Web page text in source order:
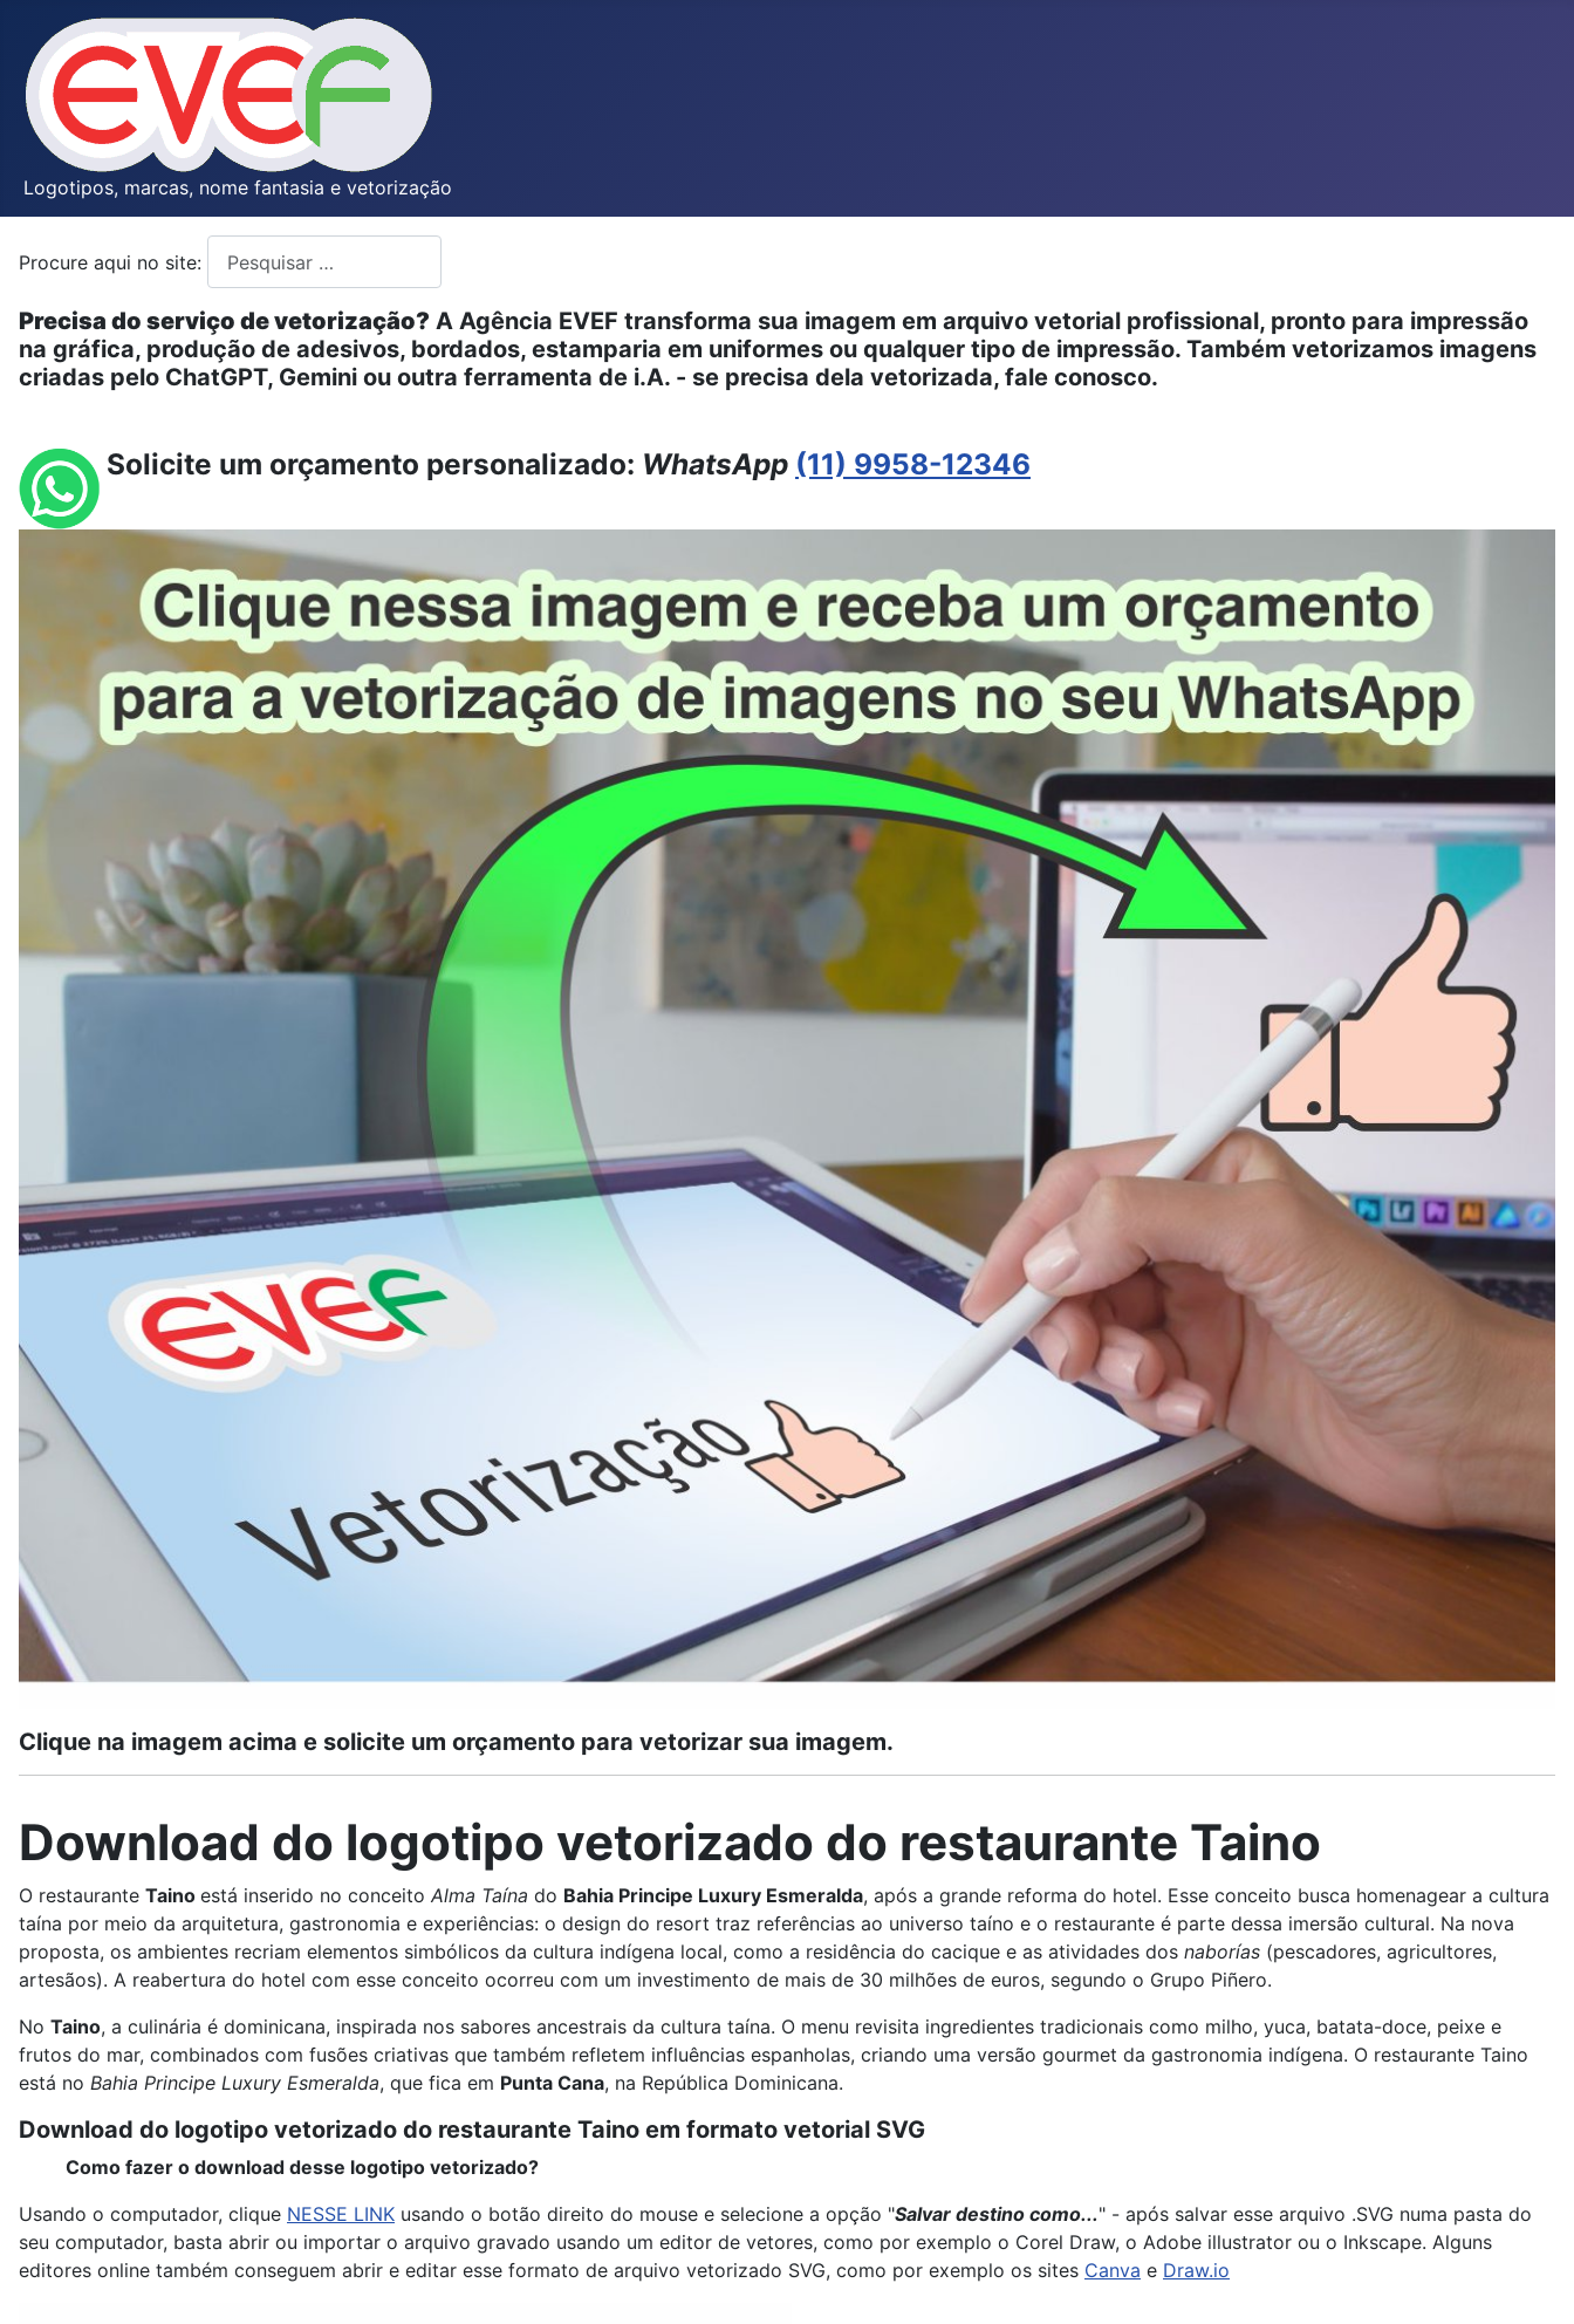
Logotipos, marcas, nome fantasia e vetorização
Procure aqui no site:
Precisa do serviço de vetorização? A Agência EVEF transforma sua imagem em arquivo vetorial profissional, pronto para impressão
na gráfica, produção de adesivos, bordados, estamparia em uniformes ou qualquer tipo de impressão. Também vetorizamos imagens
criadas pelo ChatGPT, Gemini ou outra ferramenta de i.A. - se precisa dela vetorizada, fale conosco.
Solicite um orçamento personalizado: WhatsApp (11) 9958-12346
Clique na imagem acima e solicite um orçamento para vetorizar sua imagem.
Download do logotipo vetorizado do restaurante Taino
O restaurante Taino está inserido no conceito Alma Taína do Bahia Principe Luxury Esmeralda, após a grande reforma do hotel. Esse conceito busca homenagear a cultura
taína por meio da arquitetura, gastronomia e experiências: o design do resort traz referências ao universo taíno e o restaurante é parte dessa imersão cultural. Na nova
proposta, os ambientes recriam elementos simbólicos da cultura indígena local, como a residência do cacique e as atividades dos naborías (pescadores, agricultores,
artesãos). A reabertura do hotel com esse conceito ocorreu com um investimento de mais de 30 milhões de euros, segundo o Grupo Piñero.
No Taino, a culinária é dominicana, inspirada nos sabores ancestrais da cultura taína. O menu revisita ingredientes tradicionais como milho, yuca, batata-doce, peixe e
frutos do mar, combinados com fusões criativas que também refletem influências espanholas, criando uma versão gourmet da gastronomia indígena. O restaurante Taino
está no Bahia Principe Luxury Esmeralda, que fica em Punta Cana, na República Dominicana.
Download do logotipo vetorizado do restaurante Taino em formato vetorial SVG
Como fazer o download desse logotipo vetorizado?
Usando o computador, clique NESSE LINK usando o botão direito do mouse e selecione a opção "Salvar destino como..." - após salvar esse arquivo .SVG numa pasta do
seu computador, basta abrir ou importar o arquivo gravado usando um editor de vetores, como por exemplo o Corel Draw, o Adobe illustrator ou o Inkscape. Alguns
editores online também conseguem abrir e editar esse formato de arquivo vetorizado SVG, como por exemplo os sites Canva e Draw.io